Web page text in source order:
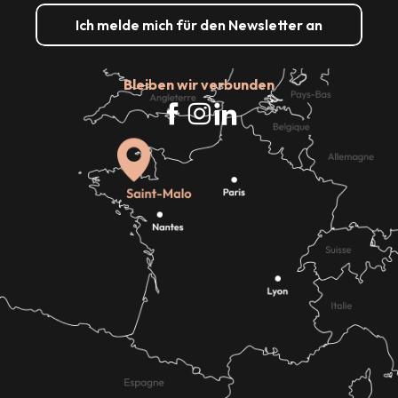
Ich melde mich für den Newsletter an
Bleiben wir verbunden